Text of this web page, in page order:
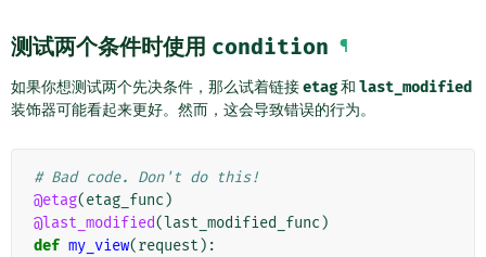
测试两个条件时使用 condition ¶
如果你想测试两个先决条件，那么试着链接etag和 last_modified
装饰器可能看起来更好。然而，这会导致错误的行为。
# Bad code. Don't do this!
@etag(etag_func )
@last_modified(last_modified_func )
def my_view(request ):